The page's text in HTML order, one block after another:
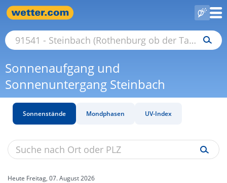
Sonnenaufgang und
Sonnenuntergang Steinbach
Sonnenstände Mondphasen UV-Index
Heute Freitag, 07. August 2026